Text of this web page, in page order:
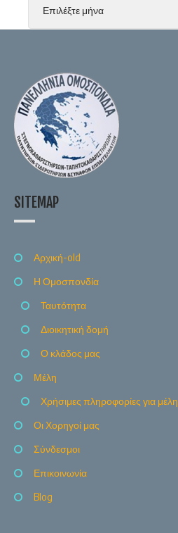
SITEMAP
Αρχική-old
Η Ομοσπονδία
Ταυτότητα
Διοικητική δομή
Ο κλάδος μας
Μέλη
Χρήσιμες πληροφορίες για μέλη
Οι Χορηγοί μας
Σύνδεσμοι
Επικοινωνία
Blog